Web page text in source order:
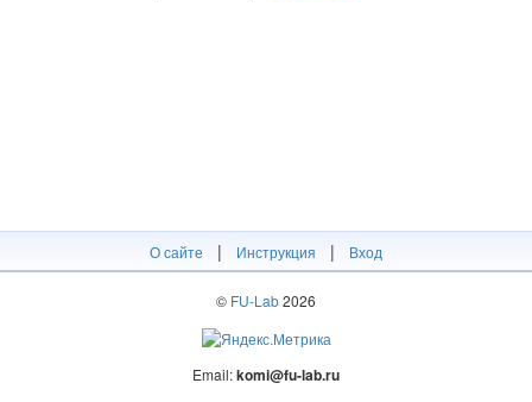
О сайте | Инструкция | Вход
© FU-Lab2026
Email:komi@fu-lab.ru